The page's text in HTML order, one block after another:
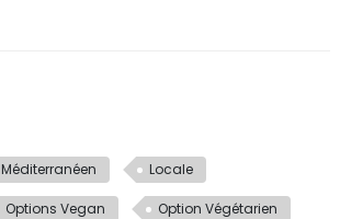
Méditerranéen Locale
Options Vegan Option Végétarien